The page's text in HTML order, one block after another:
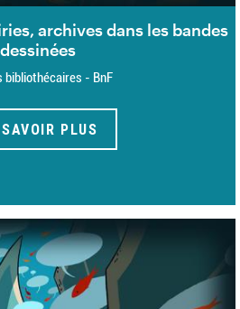
archives dans les bandes
dessinées
bibliothécaires - BnF
PLUS